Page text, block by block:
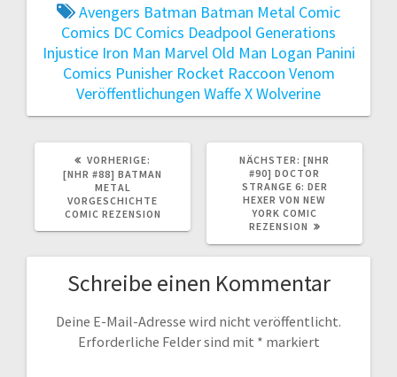
Avengers Batman Batman Metal Comic
Comics DC Comics Deadpool Generations
Injustice Iron Man Marvel Old Man Logan Panini
Comics Punisher Rocket Raccoon Venom
Veröffentlichungen Waffe XWolverine
VORHERIGE:
BEITRAG:
[NHR #88] BATMAN
METAL
VORGESCHICHTE
COMIC REZENSION
NÄCHSTER: NÄCHSTER
BEITRAG:
[NHR
#90] DOCTOR
STRANGE 6: DER
HEXER VON NEW
YORK COMIC
REZENSION
Schreibe einen Kommentar
Deine E-Mail-Adresse wird nicht veröffentlicht.
Erforderliche Felder sind mit * markiert